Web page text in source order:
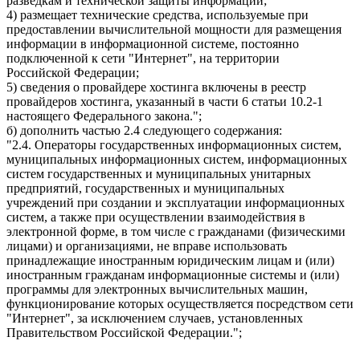
4) размещает технические средства, используемые при
предоставлении вычислительной мощности для размещения
информации в информационной системе, постоянно
подключенной к сети "Интернет", на территории
Российской Федерации;
5) сведения о провайдере хостинга включены в реестр
провайдеров хостинга, указанный в части 6 статьи 10.2-1
настоящего Федерального закона.";
б) дополнить частью 2.4 следующего содержания:
"2.4. Операторы государственных информационных систем,
муниципальных информационных систем, информационных
систем государственных и муниципальных унитарных
предприятий, государственных и муниципальных
учреждений при создании и эксплуатации информационных
систем, а также при осуществлении взаимодействия в
электронной форме, в том числе с гражданами (физическими
лицами) и организациями, не вправе использовать
принадлежащие иностранным юридическим лицам и (или)
иностранным гражданам информационные системы и (или)
программы для электронных вычислительных машин,
функционирование которых осуществляется посредством сети
"Интернет", за исключением случаев, установленных
Правительством Российской Федерации.";